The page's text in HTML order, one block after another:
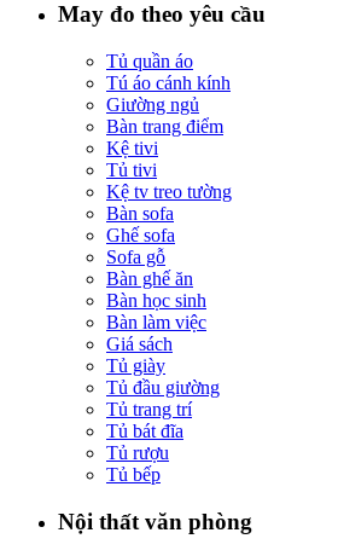
May đo theo yêu cầu
Tủ quần áo
Tú áo cánh kính
Giường ngủ
Bàn trang điểm
Kệ tivi
Tủ tivi
Kệ tv treo tường
Bàn sofa
Ghế sofa
Sofa gỗ
Bàn ghế ăn
Bàn học sinh
Bàn làm việc
Giá sách
Tủ giày
Tủ đầu giường
Tủ trang trí
Tủ bát đĩa
Tủ rượu
Tủ bếp
Nội thất văn phòng